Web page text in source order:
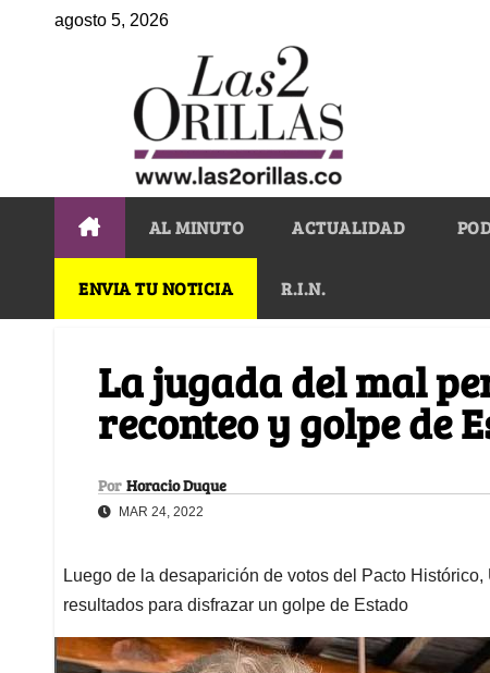
agosto 5, 2026
AL MINUTO ACTUALIDAD
ENVIA TU NOTICIA R.I.N.
La jugada del mal
reconteo y golpe de
Por Horacio Duque
MAR 24, 2022
Luego de la desaparición de votos del Pacto
resultados para disfrazar un golpe de Estado